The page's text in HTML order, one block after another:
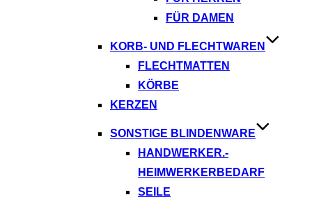
FÜR DAMEN
KORB- UND FLECHTWAREN
FLECHTMATTEN
KÖRBE
KERZEN
SONSTIGE BLINDENWARE
HANDWERKER.-
HEIMWERKERBEDARF
SEILE